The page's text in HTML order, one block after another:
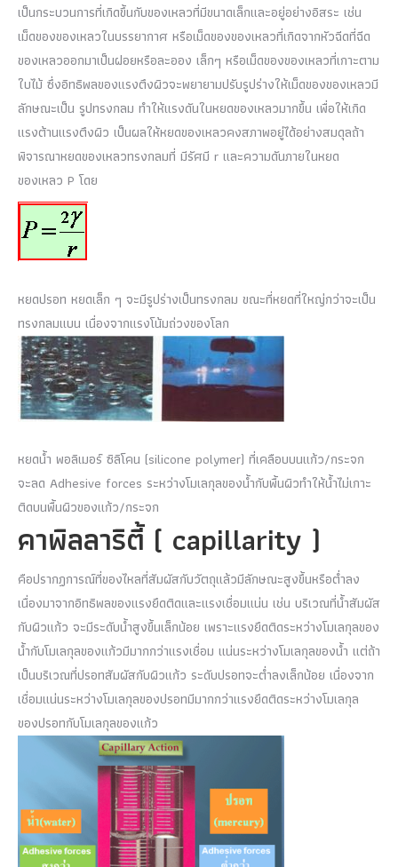
เป็นกระบวนการที่เกิดขึ้นกับของเหลวที่มีขนาดเล็กและอยู่อย่างอิสระ เช่น
เม็ดของของเหลวในบรรยากาศ หรือเม็ดของของเหลวที่เกิดจากหัวฉีดที่ฉีด
ของเหลวออกมาเป็นฝอยหรือละออง เล็กๆ หรือเม็ดของของเหลวที่เกาะตาม
ใบไม้ ซึ่งอิทธิพลของแรงตึงผิวจะพยายามปรับรูปร่างให้เม็ดของของเหลวมี
ลักษณะเป็น รูปทรงกลม ทำให้แรงดันในหยดของเหลวมากขึ้น เพื่อให้เกิด
แรงต้านแรงตึงผิว เป็นผลให้หยดของเหลวคงสภาพอยู่ได้อย่างสมดุลถ้า
พิจารณาหยดของเหลวทรงกลมที่ มีรัศมี r และความดันภายในหยด
ของเหลว P โดย
หยดปรอท หยดเล็ก ๆ จะมีรูปร่างเป็นทรงกลม ขณะที่หยดที่ใหญ่กว่าจะเป็น
ทรงกลมแบน เนื่องจากแรงโน้มถ่วงของโลก
หยดน้ำ พอลิเมอร์ ซิลิโคน (silicone polymer) ที่เคลือบบนแก้ว/กระจก
จะลด Adhesive forces ระหว่างโมเลกุลของน้ำกับพื้นผิวทำให้น้ำไม่เกาะ
ติดบนพื้นผิวของแก้ว/กระจก
คาพิลลาริตี้ ( capillarity )
คือปรากฏการณ์ที่ของไหลที่สัมผัสกับวัตถุแล้วมีลักษณะสูงขึ้นหรือต่ำลง
เนื่องมาจากอิทธิพลของแรงยึดติดและแรงเชื่อมแน่น เช่น บริเวณที่น้ำสัมผัส
กับผิวแก้ว จะมีระดับน้ำสูงขึ้นเล็กน้อย เพราะแรงยึดติดระหว่างโมเลกุลของ
น้ำกับโมเลกุลของแก้วมีมากกว่าแรงเชื่อม แน่นระหว่างโมเลกุลของน้ำ แต่ถ้า
เป็นบริเวณที่ปรอทสัมผัสกับผิวแก้ว ระดับปรอทจะต่ำลงเล็กน้อย เนื่องจาก
เชื่อมแน่นระหว่างโมเลกุลของปรอทมีมากกว่าแรงยึดติดระหว่างโมเลกุล
ของปรอทกับโมเลกุลของแก้ว